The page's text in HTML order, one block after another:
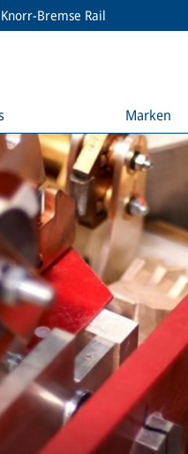
Knorr-Bremse Rail
Marken